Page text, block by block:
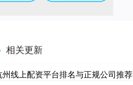
相关更新
州线上配资平台排名与正规公司推荐